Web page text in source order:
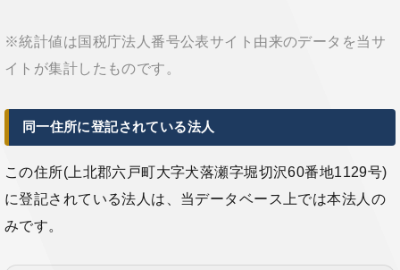
※統計値は国税庁法人番号公表サイト由来のデータを当サ
イトが集計したものです。
同一住所に登記されている法人
この住所(上北郡六戸町大字犬落瀬字堀切沢60番地1129号)
に登記されている法人は、当データベース上では本法人の
みです。